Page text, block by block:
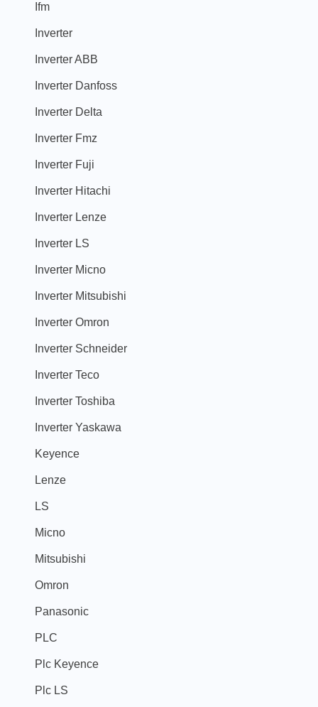
Ifm
Inverter
Inverter ABB
Inverter Danfoss
Inverter Delta
Inverter Fmz
Inverter Fuji
Inverter Hitachi
Inverter Lenze
Inverter LS
Inverter Micno
Inverter Mitsubishi
Inverter Omron
Inverter Schneider
Inverter Teco
Inverter Toshiba
Inverter Yaskawa
Keyence
Lenze
LS
Micno
Mitsubishi
Omron
Panasonic
PLC
Plc Keyence
Plc LS